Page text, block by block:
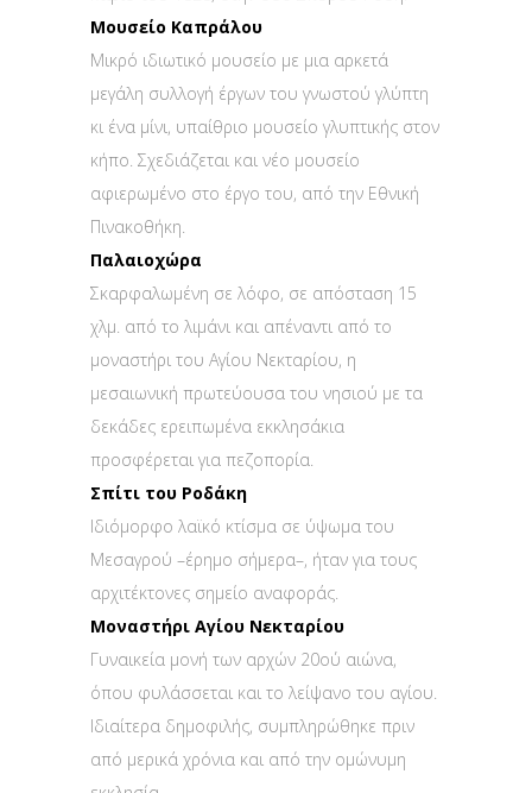
Μουσείο Καπράλου
Μικρό ιδιωτικό μουσείο με μια αρκετά
μεγάλη συλλογή έργων του γνωστού γλύπτη
κι ένα μίνι, υπαίθριο μουσείο γλυπτικής στον
κήπο. Σχεδιάζεται και νέο μουσείο
αφιερωμένο στο έργο του, από την Εθνική
Πινακοθήκη.
Παλαιοχώρα
Σκαρφαλωμένη σε λόφο, σε απόσταση 15
χλμ. από το λιμάνι και απέναντι από το
μοναστήρι του Αγίου Νεκταρίου, η
μεσαιωνική πρωτεύουσα του νησιού με τα
δεκάδες ερειπωμένα εκκλησάκια
προσφέρεται για πεζοπορία.
Σπίτι του Ροδάκη
Ιδιόμορφο λαϊκό κτίσμα σε ύψωμα του
Μεσαγρού –έρημο σήμερα–, ήταν για τους
αρχιτέκτονες σημείο αναφοράς.
Μοναστήρι Αγίου Νεκταρίου
Γυναικεία μονή των αρχών 20ού αιώνα,
όπου φυλάσσεται και το λείψανο του αγίου.
Ιδιαίτερα δημοφιλής, συμπληρώθηκε πριν
από μερικά χρόνια και από την ομώνυμη